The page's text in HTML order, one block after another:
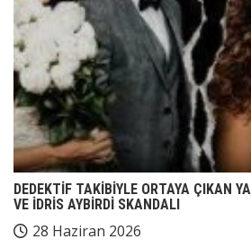
DEDEKTİF TAKİBİYLE ORTAYA ÇIKAN
VE İDRİS AYBİRDİ SKANDALI
28 Haziran 2026